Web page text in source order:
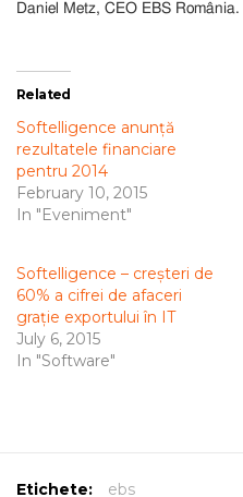
Daniel Metz, CEO EBS România.
Related
Softelligence anunță
rezultatele financiare
pentru 2014
February 10, 2015
In "Eveniment"
Softelligence – creșteri de
60% a cifrei de afaceri
grație exportului în IT
July 6, 2015
In "Software"
Etichete: ebs